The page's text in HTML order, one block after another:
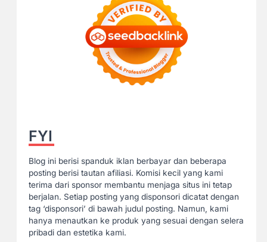
FYI
Blog ini berisi spanduk iklan berbayar dan beberapa
posting berisi tautan afiliasi. Komisi kecil yang kami
terima dari sponsor membantu menjaga situs ini tetap
berjalan. Setiap posting yang disponsori dicatat dengan
tag ‘disponsori’ di bawah judul posting. Namun, kami
hanya menautkan ke produk yang sesuai dengan selera
pribadi dan estetika kami.